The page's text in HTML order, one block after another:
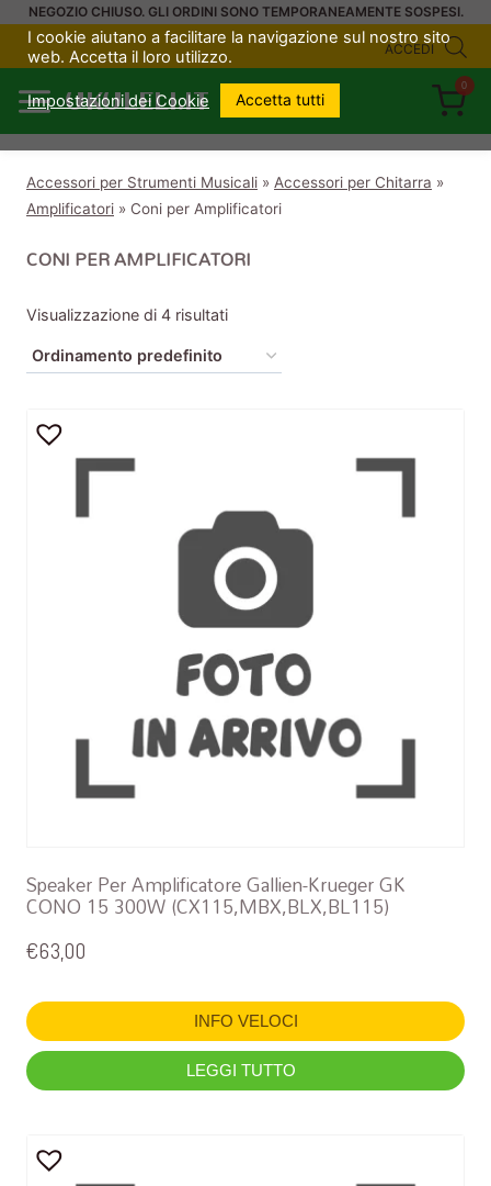
SaltaNEGOZIO CHIUSO. GLI ORDINI SONO TEMPORANEAMENTE SOSPESI.
ACCEDI
UKULELI.IT
0
Accessori per Strumenti Musicali » Accessori per Chitarra »
Amplificatori » Coni per Amplificatori
CONI PER AMPLIFICATORI
Visualizzazione di 4 risultati
Speaker Per Amplificatore Gallien-Krueger GK
CONO 15 300W (CX115,MBX,BLX,BL115)
€63,00
INFO VELOCI
LEGGI TUTTO
I cookie aiutano a facilitare la navigazione sul nostro sito
web. Accetta il loro utilizzo.
Impostazioni dei Cookie Accetta tutti